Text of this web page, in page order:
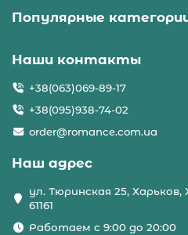
Популярные
Наши контакты
+38(063)069-89-17
+38(095)938-74-02
order@romance.com.ua
Наш адрес
ул. Тюринская 25,
61161
Работаем с 9:00 до 20:00